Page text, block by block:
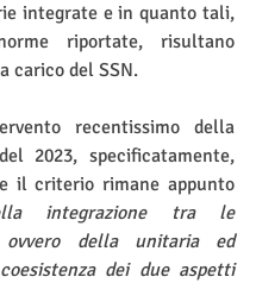
integrate e in quanto tali,
riportate, risultano
carico del SSN.
recentissimo della
2023, specificatamente,
il criterio rimane appunto
integrazione tra le
ovvero della unitaria ed
dei due aspetti